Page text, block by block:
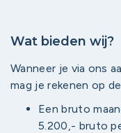
Wat bieden wij?
Wanneer je via ons
mag je rekenen op
Een bruto
5.200,- bruto